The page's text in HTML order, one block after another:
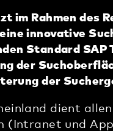
im Rahmen des
innovative
Standard SAP
der
der
dient
(Intranet und